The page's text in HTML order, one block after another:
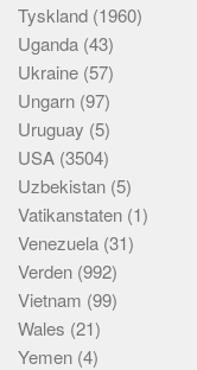
Tyskland (1960)
Uganda (43)
Ukraine (57)
Ungarn (97)
Uruguay (5)
USA (3504)
Uzbekistan (5)
Vatikanstaten (1)
Venezuela (31)
Verden (992)
Vietnam (99)
Wales (21)
Yemen (4)